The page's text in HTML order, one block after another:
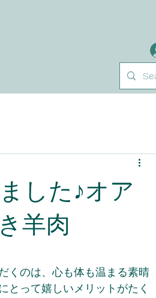
した♪オア
羊肉
くのは、心も体も温まる素晴
とって嬉しいメリットがたく